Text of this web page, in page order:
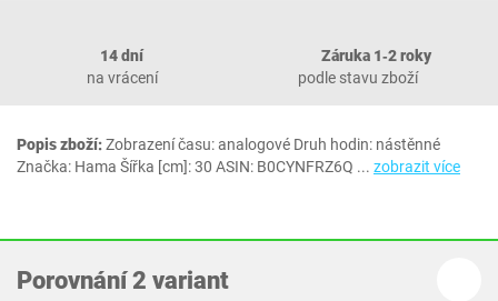
14 dní
na vrácení
Záruka 1‐2 roky
podle stavu zboží
Popis zboží:Zobrazení času: analogové Druh hodin: nástěnné
Značka: Hama Šířka [cm]: 30 ASIN: B0CYNFRZ6Q ... zobrazit více
Porovnání 2 variant